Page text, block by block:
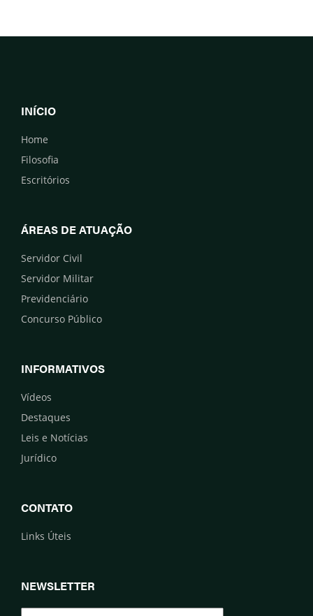
INÍCIO
Home
Filosofia
Escritórios
ÁREAS DE ATUAÇÃO
Servidor Civil
Servidor Militar
Previdenciário
Concurso Público
INFORMATIVOS
Vídeos
Destaques
Leis e Notícias
Jurídico
CONTATO
Links Úteis
NEWSLETTER